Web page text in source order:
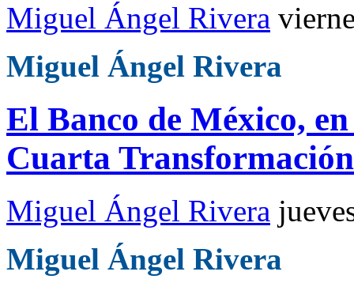
Miguel Ángel Rivera
Miguel Ángel Rivera
El Banco de México,
Cuarta Transformación
Miguel Ángel Rivera
Miguel Ángel Rivera